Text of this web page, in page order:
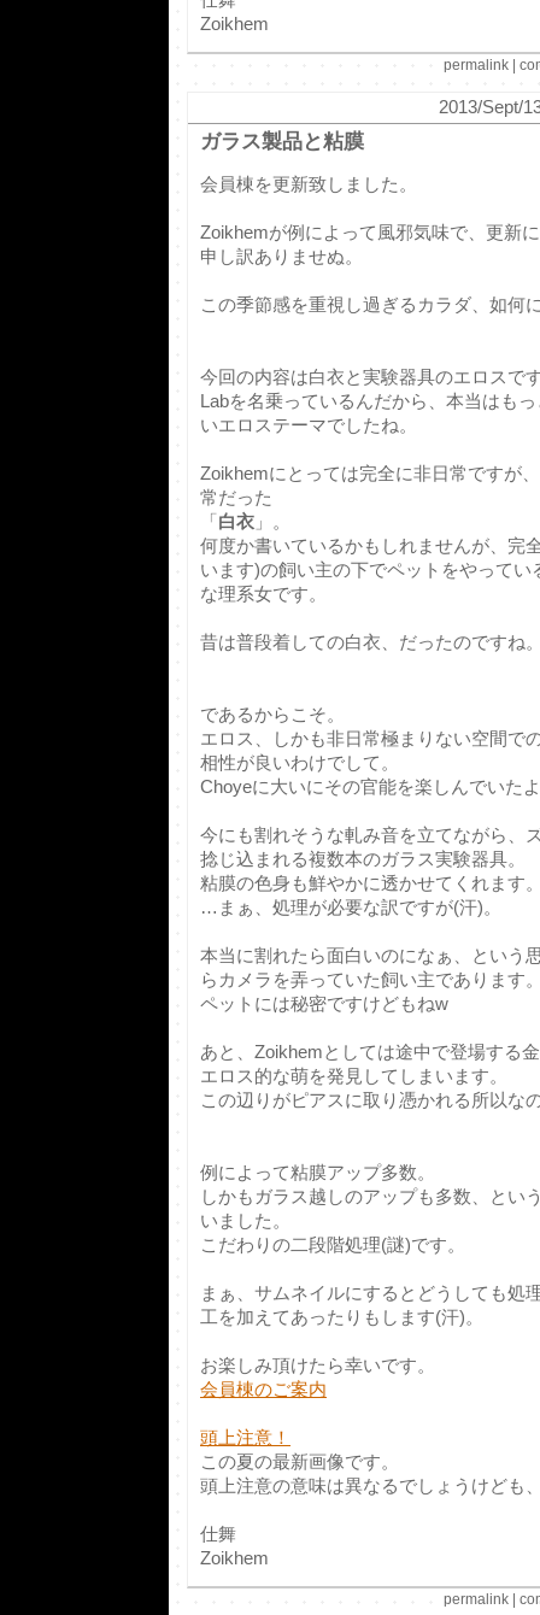
Zoikhem
permalink
2013/Sept/
ガラス製品と粘膜
会員棟を更新致しました。
Zoikhemが例によって風邪気味で、更新
申し訳ありませぬ。
この季節感を重視し過ぎるカラダ、如何
今回の内容は白衣と実験器具のエロスで
Labを名乗っているんだから、本当はも
いエロステーマでしたね。
Zoikhemにとっては完全に非日常ですが
常だった
「白衣 」。
何度か書いているかもしれませんが、完
います)の飼い主の下でペットをやって
な理系女です。
昔は普段着しての白衣、だったのですね
であるからこそ。
エロス、しかも非日常極まりない空間で
相性が良いわけでして。
Choyeに大いにその官能を楽しんでいた
今にも割れそうな軋み音を立てながら、
捻じ込まれる複数本のガラス実験器具。
粘膜の色身も鮮やかに透かせてくれます
…まぁ、処理が必要な訳ですが(汗)。
本当に割れたら面白いのになぁ、という
らカメラを弄っていた飼い主であります
ペットには秘密ですけどもねw
あと、Zoikhemとしては途中で登場する
エロス的な萌を発見してしまいます。
この辺りがピアスに取り憑かれる所以な
例によって粘膜アップ多数。
しかもガラス越しのアップも多数、とい
いました。
こだわりの二段階処理(謎)です。
まぁ、サムネイルにするとどうしても処
工を加えてあったりもします(汗)。
お楽しみ頂けたら幸いです。
会員棟のご案内
頭上注意！
この夏の最新画像です。
頭上注意の意味は異なるでしょうけども
仕舞
Zoikhem
permalink